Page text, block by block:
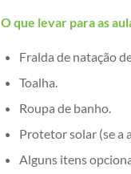
O que levar para as
Fralda de natação
Toalha.
Roupa de banho.
Protetor solar (se a
Alguns itens